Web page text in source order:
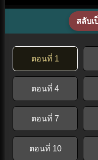
สลับเ
ตอนที่ 1
ตอนที่ 4
ตอนที่ 7
ตอนที่ 10